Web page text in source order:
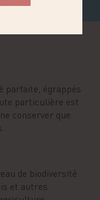
parfaite, égrappés
particulière est
conserver que
de biodiversité
et autres